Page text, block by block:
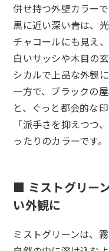
併せ持つ外壁カラーで
黒に近い深い青は、
チャコールにも見え
白いサッシや木目の
シカルで上品な外観に
一方で、ブラックの
と、ぐっと都会的な
「派手さを抑えつつ
ったりのカラーです。
■ ミストグリー
い外観に
ミストグリーンは、